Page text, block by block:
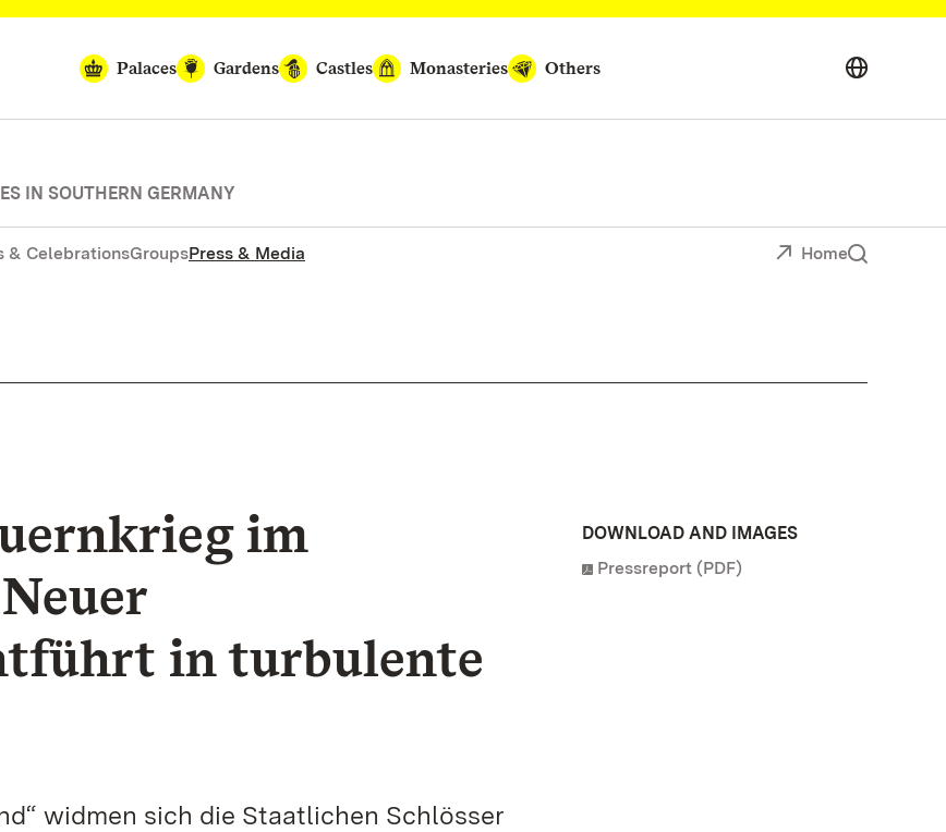
Palaces
Gardens Castles Monasteries Others
IN SOUTHERN GERMANY
& CelebrationsGroupsPress & Media Home
im
in turbulente
widmen sich die Staatlichen Schlösser
DOWNLOAD AND IMAGES
Pressreport (PDF)